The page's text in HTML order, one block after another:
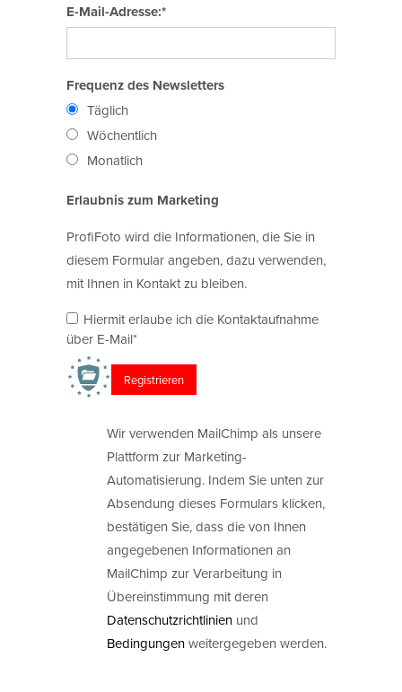
E-Mail-Adresse:*
Frequenz des Newsletters
Täglich
Wöchentlich
Monatlich
Erlaubnis zum Marketing
ProfiFoto wird die Informationen, die Sie in
diesem Formular angeben, dazu verwenden,
mit Ihnen in Kontakt zu bleiben.
Hiermit erlaube ich die Kontaktaufnahme
über E-Mail*
Wir verwenden MailChimp als unsere
Plattform zur Marketing-
Automatisierung. Indem Sie unten zur
Absendung dieses Formulars klicken,
bestätigen Sie, dass die von Ihnen
angegebenen Informationen an
MailChimp zur Verarbeitung in
Übereinstimmung mit deren
Datenschutzrichtlinien und
Bedingungenweitergegeben werden.